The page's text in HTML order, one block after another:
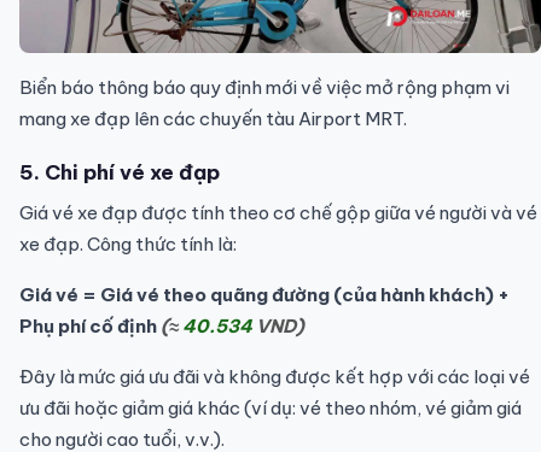
Biển báo thông báo quy định mới về việc mở rộng phạm vi
mang xe đạp lên các chuyến tàu Airport MRT.
5. Chi phí vé xe đạp
Giá vé xe đạp được tính theo cơ chế gộp giữa vé người và vé
xe đạp. Công thức tính là:
Giá vé = Giá vé theo quãng đường (của hành khách) +
Phụ phí cố định (≈ 40.534 VND)
Đây là mức giá ưu đãi và không được kết hợp với các loại vé
ưu đãi hoặc giảm giá khác (ví dụ: vé theo nhóm, vé giảm giá
cho người cao tuổi, v.v.).